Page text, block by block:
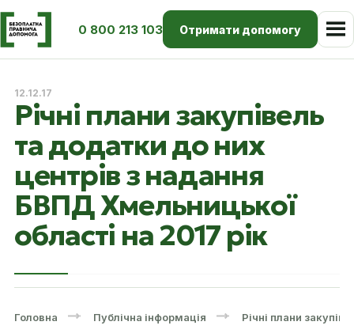
0 800 213 103 Отримати допомогу
12.12.17
Річні плани закупівель
та додатки до них
центрів з надання
БВПД Хмельницької
області на 2017 рік
Головна Публічна інформація Річні плани